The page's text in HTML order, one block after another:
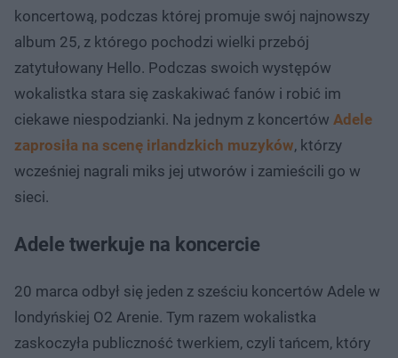
koncertową, podczas której promuje swój najnowszy
album 25, z którego pochodzi wielki przebój
zatytułowany Hello. Podczas swoich występów
wokalistka stara się zaskakiwać fanów i robić im
ciekawe niespodzianki. Na jednym z koncertów Adele
zaprosiła na scenę irlandzkich muzyków, którzy
wcześniej nagrali miks jej utworów i zamieścili go w
sieci.
Adele twerkuje na koncercie
20 marca odbył się jeden z sześciu koncertów Adele w
londyńskiej O2 Arenie. Tym razem wokalistka
zaskoczyła publiczność twerkiem, czyli tańcem, który